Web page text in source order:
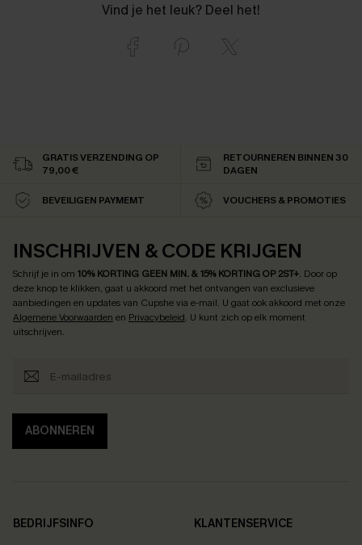
Vind je het leuk? Deel het!
GRATIS VERZENDING OP
79,00 €
RETOURNEREN BINNEN 30
DAGEN
BEVEILIGEN PAYMEMT VOUCHERS & PROMOTIES
INSCHRIJVEN & CODE KRIJGEN
Schrijf je in om 10% KORTING GEEN MIN. & 15% KORTING OP 2ST+. Door op
deze knop te klikken, gaat u akkoord met het ontvangen van exclusieve
aanbiedingen en updates van Cupshe via e-mail. U gaat ook akkoord met onze
Algemene Voorwaarden en Privacybeleid. U kunt zich op elk moment
uitschrijven.
ABONNEREN
BEDRIJFSINFO
KLANTENSERVICE